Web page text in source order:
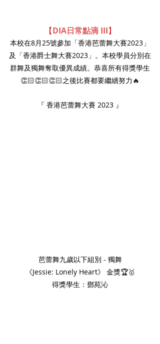
【DIA日常點滴 III】
本校在8月25號參加「香港芭蕾舞大賽2023」
及「香港爵士舞大賽2023」。本校學員分別在
群舞及獨舞奪取優異成績。恭喜所有得獎學生
👏🏻👏🏻👏🏻之後比賽都要繼續努力🔥
『 香港芭蕾舞大賽 2023 』
芭蕾舞九歲以下組別 - 獨舞
《Jessie: Lonely Heart》 金獎🏆🥇
得獎學生：鄧苑沁